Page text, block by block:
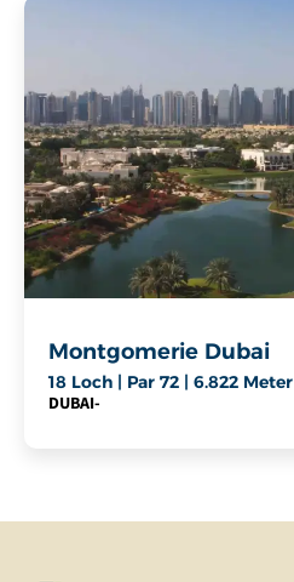
Montgomerie Dubai
18 Loch | Par 72 | 6.822 Meter
DUBAI-